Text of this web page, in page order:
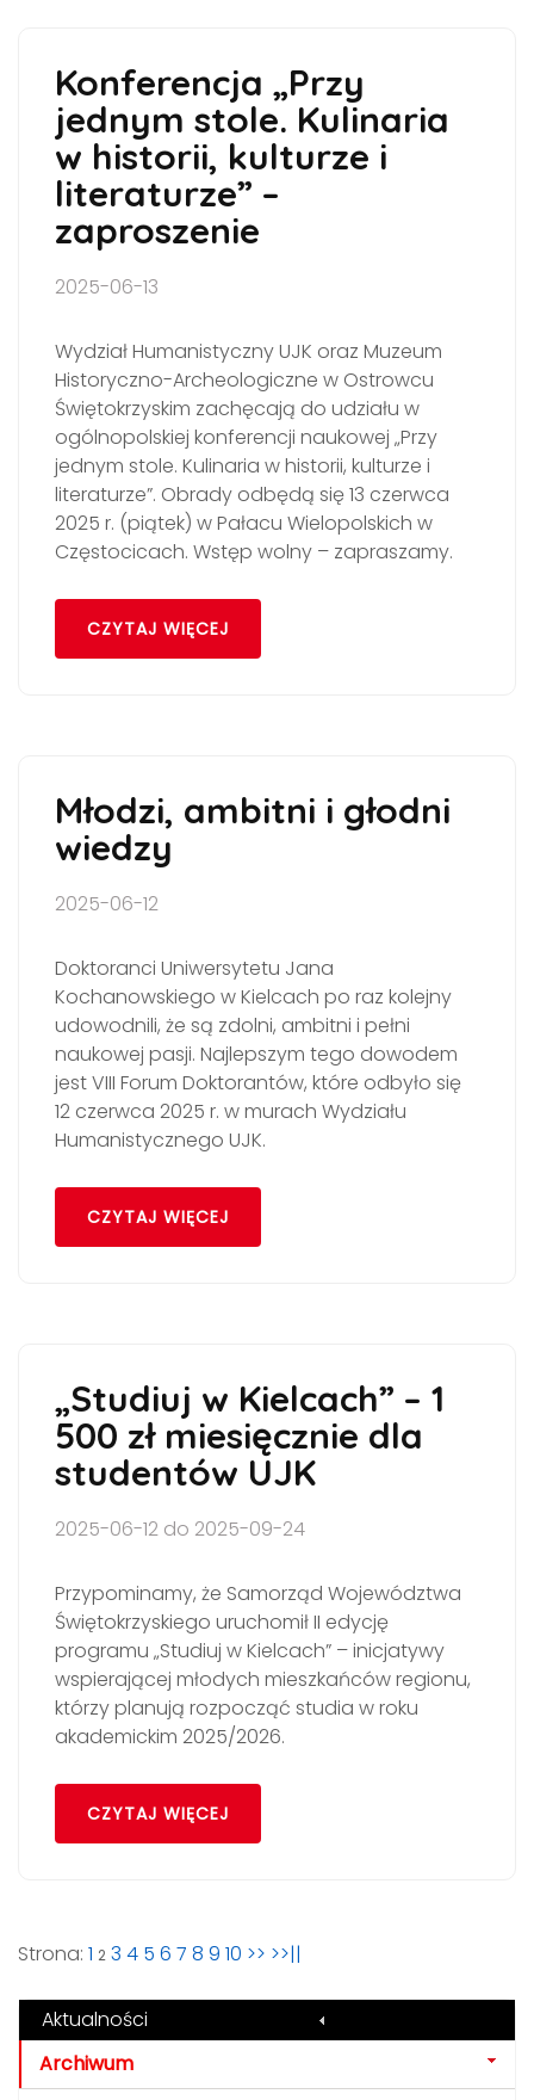
Konferencja „Przy
jednym stole. Kulinaria
w historii, kulturze i
literaturze” –
zaproszenie
2025-06-13
Wydział Humanistyczny UJK oraz Muzeum
Historyczno-Archeologiczne w Ostrowcu
Świętokrzyskim zachęcają do udziału w
ogólnopolskiej konferencji naukowej „Przy
jednym stole. Kulinaria w historii, kulturze i
literaturze”. Obrady odbędą się 13 czerwca
2025 r. (piątek) w Pałacu Wielopolskich w
Częstocicach. Wstęp wolny – zapraszamy.
CZYTAJ WIĘCEJ
Młodzi, ambitni i głodni
wiedzy
2025-06-12
Doktoranci Uniwersytetu Jana
Kochanowskiego w Kielcach po raz kolejny
udowodnili, że są zdolni, ambitni i pełni
naukowej pasji. Najlepszym tego dowodem
jest VIII Forum Doktorantów, które odbyło się
12 czerwca 2025 r. w murach Wydziału
Humanistycznego UJK.
CZYTAJ WIĘCEJ
„Studiuj w Kielcach” – 1
500 zł miesięcznie dla
studentów UJK
2025-06-12 do 2025-09-24
Przypominamy, że Samorząd Województwa
Świętokrzyskiego uruchomił II edycję
programu „Studiuj w Kielcach” – inicjatywy
wspierającej młodych mieszkańców regionu,
którzy planują rozpocząć studia w roku
akademickim 2025/2026.
CZYTAJ WIĘCEJ
Strona: 1 2 3 4 5 6 7 8 9 10 >> >>||
Aktualności
Archiwum